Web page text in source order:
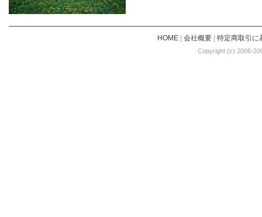
HOME| 会社概要| 特定商取引に
Copyright (c) 2006-